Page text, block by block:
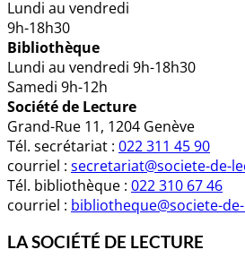
Lundi au vendredi
9h-18h30
Bibliothèque
Lundi au vendredi 9h-18h30
Samedi 9h-12h
Société de Lecture
Grand-Rue 11, 1204 Genève
Tél. secrétariat : 022 311 45 90
courriel : secretariat@societe-de-
Tél. bibliothèque : 022 310 67 46
courriel : bibliotheque@societe-
LA SOCIÉTÉ DE LECTURE